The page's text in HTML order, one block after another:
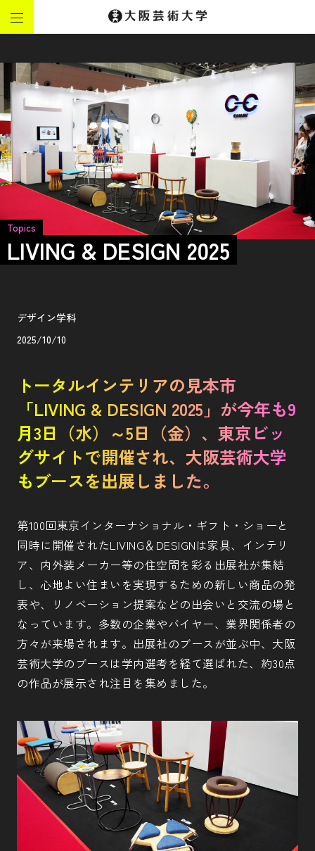
Topics
LIVING & DESIGN 2025
デザイン学科
2025/10/10
トータルインテリアの見本市
「LIVING & DESIGN 2025」が今年も9
月3日（水）～5日（金）、東京ビッ
グサイトで開催され、大阪芸術大学
もブースを出展しました。
第100回東京インターナショナル・ギフト・ショーと
同時に開催されたLIVING＆DESIGNは家具、インテリ
ア、内外装メーカー等の住空間を彩る出展社が集結
し、心地よい住まいを実現するための新しい商品の発
表や、リノベーション提案などの出会いと交流の場と
なっています。多数の企業やバイヤー、業界関係者の
方々が来場されます。出展社のブースが並ぶ中、大阪
芸術大学のブースは学内選考を経て選ばれた、約30点
の作品が展示され注目を集めました。